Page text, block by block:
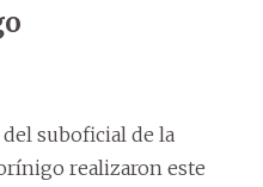
suboficial de la
realizaron este